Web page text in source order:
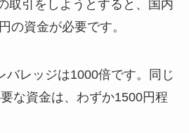
取引をしようとすると、国内
の資金が必要です。
バレッジは1000倍です。同じ
な資金は、わずか1500円程